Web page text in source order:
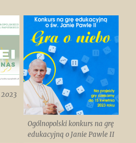
Ogólnopolski konkurs na grę
edukacyjną o Janie Pawle II